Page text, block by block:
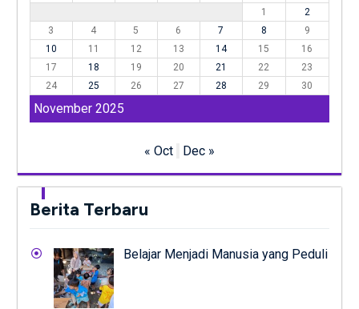
November 2025
1
2
3
4 5 6 7 8
9
10
11 12 13 14 15
16
17
18 19 20 21 22
23
24
25 26 27 28 29 30
« Oct Dec »
Berita Terbaru
Belajar Menjadi Manusia yang Peduli